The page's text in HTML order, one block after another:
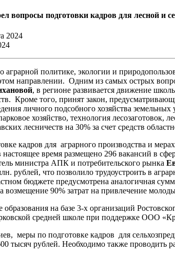
вопросы подготовки кадров для лесной и
2024
аграрной политике, экологии и
направлении. Одним из самых острых
, в регионе развивается движение
Кроме того, принят закон,
личного подсобного хозяйства
хозяйство, технология
лесничеств на 30% за счет средств
кадров для аграрного производства и
настоящее время размещено 296 вакансий в
министра АПК и потребительского рынка
рублей, что позволило трудоустроить в
бюджете предусмотрена аналогичная
возмещение 90% затрат на привлечение
на базе 3-х организаций
средней школе при поддержке ООО
меры по подготовке кадров для
тысяч рублей. Необходимо также